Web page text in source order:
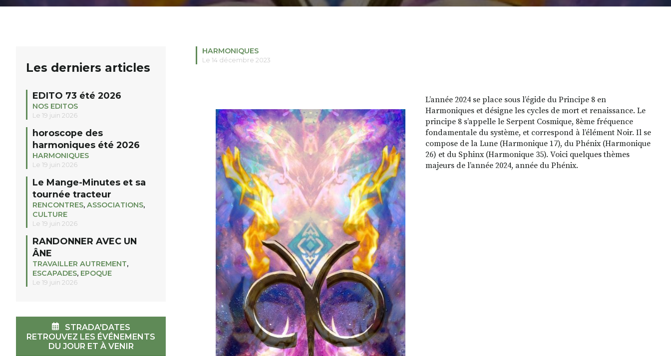
HARMONIQUES
Le 14 décembre 2023
L’année 2024 se place sous l’égide du Principe 8 en
Harmoniques et désigne les cycles de mort et renaissance. Le
principe 8 s’appelle le Serpent Cosmique, 8ème fréquence
fondamentale du système, et correspond à l’élément Noir. Il se
compose de la Lune (Harmonique 17), du Phénix (Harmonique
26) et du Sphinx (Harmonique 35). Voici quelques thèmes
majeurs de l’année 2024, année du Phénix.
Les derniers articles
EDITO 73 été 2026
NOS EDITOS
Le 19 juin 2026
horoscope des
harmoniques été 2026
HARMONIQUES
Le 19 juin 2026
Le Mange-Minutes et sa
tournée tracteur
RENCONTRES, ASSOCIATIONS,
CULTURE
Le 19 juin 2026
RANDONNER AVEC UN
ÂNE
TRAVAILLER AUTREMENT,
ESCAPADES, EPOQUE
Le 19 juin 2026
STRADA'DATES
RETROUVEZ LES ÉVÉNEMENTS
DU JOUR ET À VENIR